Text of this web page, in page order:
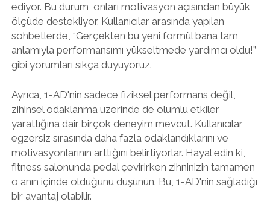
ediyor. Bu durum, onları motivasyon açısından büyük
ölçüde destekliyor. Kullanıcılar arasında yapılan
sohbetlerde, “Gerçekten bu yeni formül bana tam
anlamıyla performansımı yükseltmede yardımcı oldu!”
gibi yorumları sıkça duyuyoruz.
Ayrıca, 1-AD'nin sadece fiziksel performans değil,
zihinsel odaklanma üzerinde de olumlu etkiler
yarattığına dair birçok deneyim mevcut. Kullanıcılar,
egzersiz sırasında daha fazla odaklandıklarını ve
motivasyonlarının arttığını belirtiyorlar. Hayal edin ki,
fitness salonunda pedal çevirirken zihninizin tamamen
o anın içinde olduğunu düşünün. Bu, 1-AD'nin sağladığı
bir avantaj olabilir.